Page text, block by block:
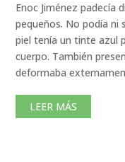
Enoc Jiménez padecía
pequeños. No podía ni
piel tenía un tinte azul
cuerpo. También
deformaba
LEER MÁS